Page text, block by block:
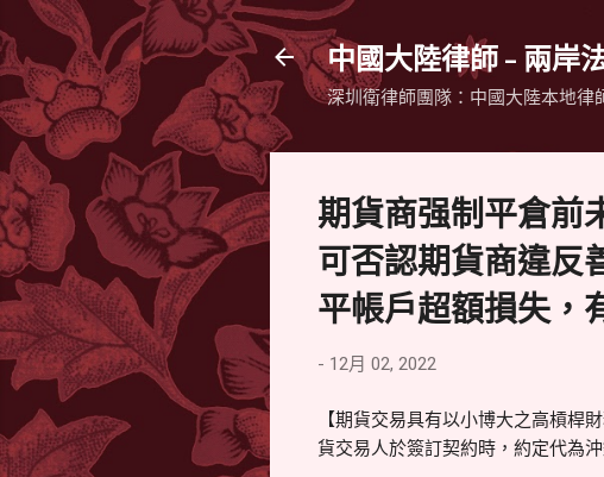
中國大陸律師 - 兩岸
深圳衛律師團隊：中國大陸本地律
期貨商强制平倉前
可否認期貨商違反
平帳戶超額損失，
- 12月 02, 2022
【期貨交易具有以小博大之高槓桿
貨交易人於簽訂契約時，約定代為沖